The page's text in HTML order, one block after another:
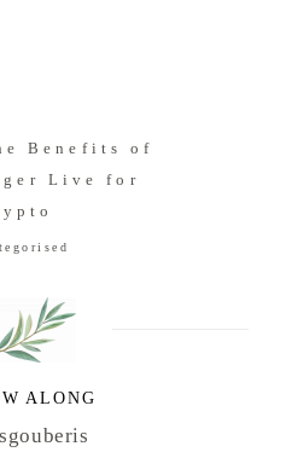
Benefits of
Live for
ALONG